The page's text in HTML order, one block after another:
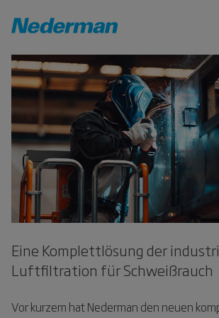
Eine Komplettlösung der
Luftfiltration für Schweißrauch
Vor kurzem hat Nederman den neuen